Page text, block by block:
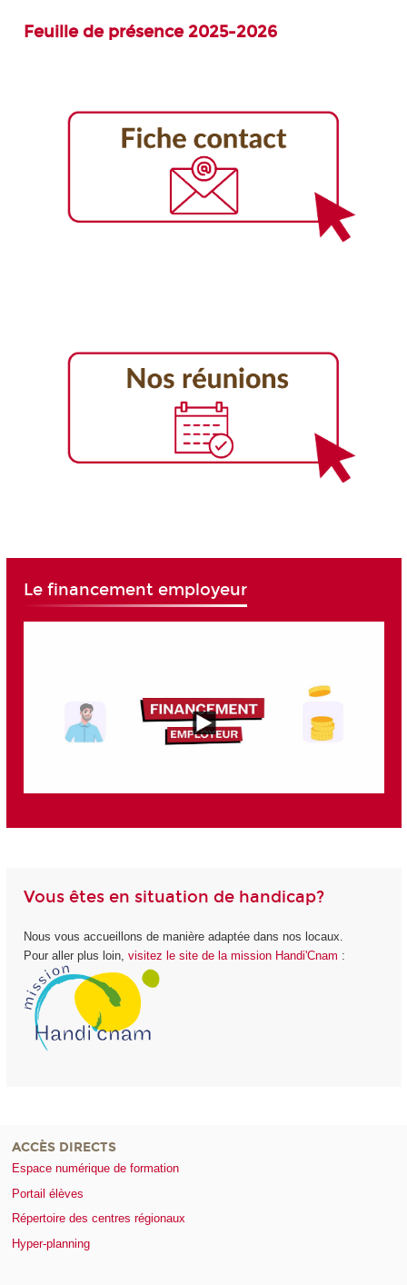
Feuille de présence 2025-2026
Le financement employeur
Vous êtes en situation de handicap?
Nous vous accueillons de manière adaptée dans nos locaux.
Pour aller plus loin, visitez le site de la mission Handi'Cnam :
ACCÈS DIRECTS
Espace numérique de formation
Portail élèves
Répertoire des centres régionaux
Hyper-planning